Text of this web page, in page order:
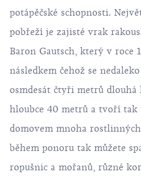
potápěčské schopnosti.
pobřeží je zajisté vrak
Baron Gautsch, který v roce
následkem čehož se
osmdesát čtyři metrů
hloubce 40 metrů a tvoří
domovem mnoha
během ponoru tak můžete
ropušnic a mořanů, různé